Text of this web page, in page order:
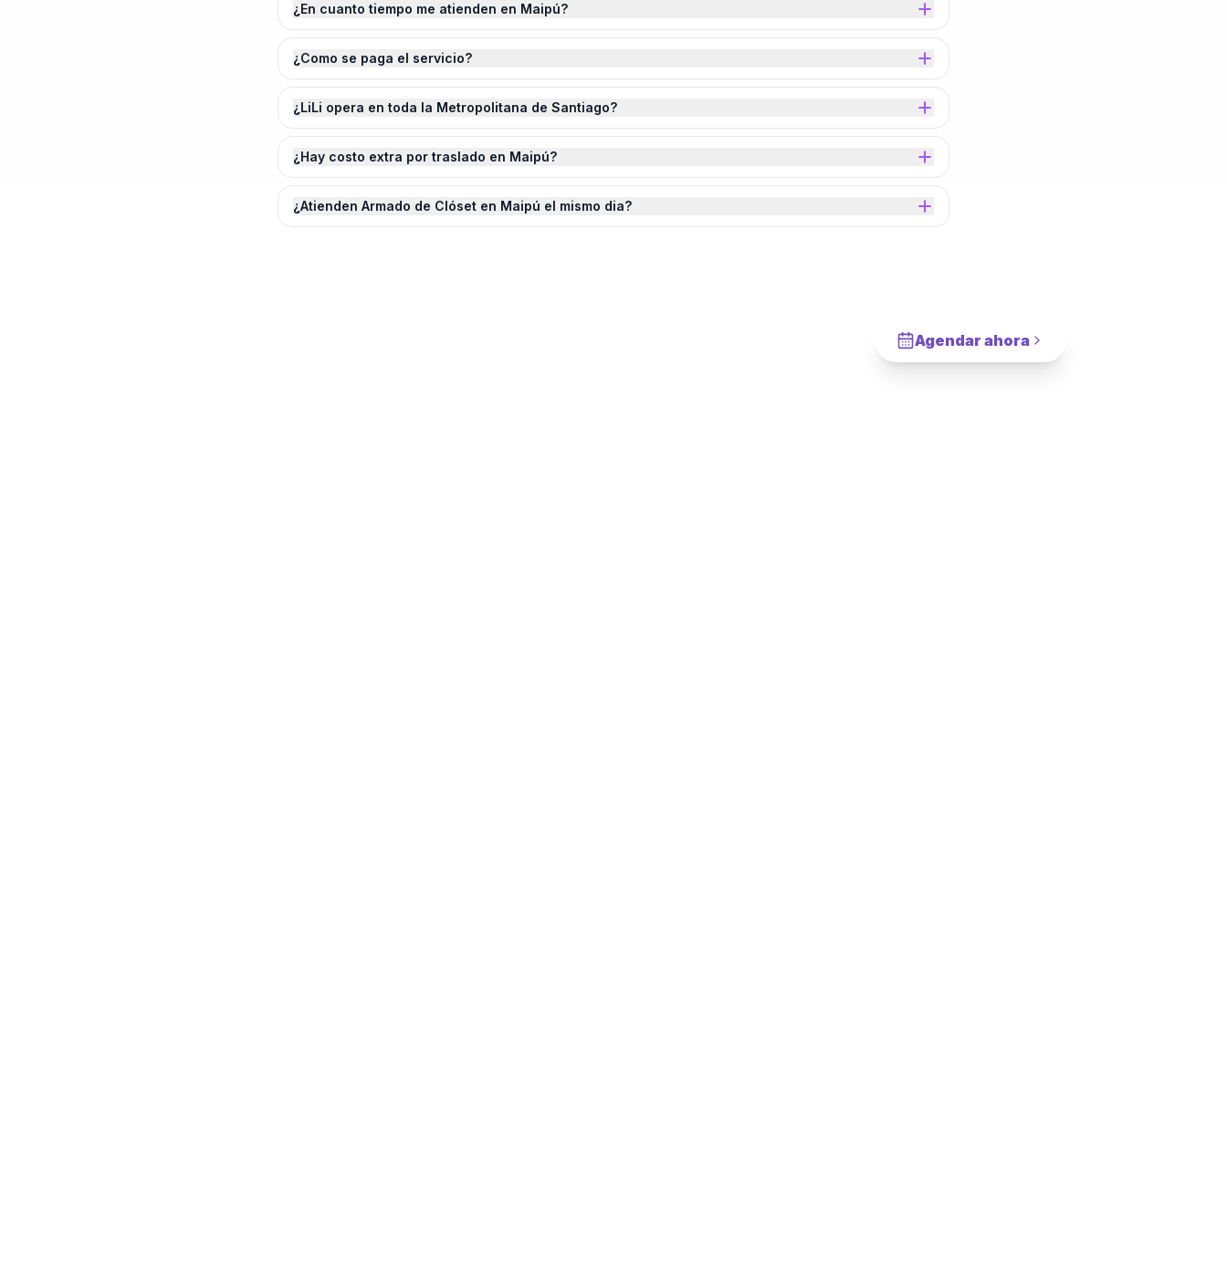
¿En cuanto tiempo me atienden en Maipú?
¿Como se paga el servicio?
¿LiLi opera en toda la Metropolitana de Santiago?
¿Hay costo extra por traslado en Maipú?
¿Atienden Armado de Clóset en Maipú el mismo dia?
Agendar ahora